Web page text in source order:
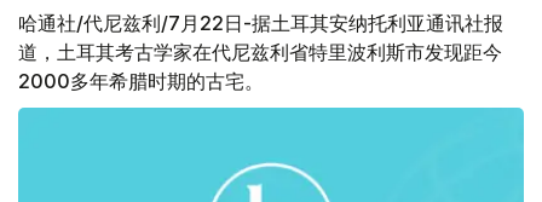
哈通社/代尼兹利/7月22日-据土耳其安纳托利亚通讯社报
道，土耳其考古学家在代尼兹利省特里波利斯市发现距今
2000多年希腊时期的古宅。